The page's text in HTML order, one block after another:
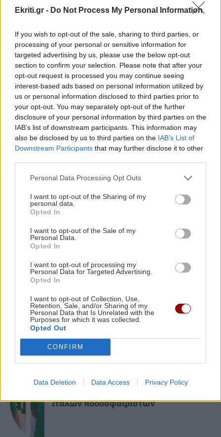
Ekriti.gr - Do Not Process My Personal Information
If you wish to opt-out of the sale, sharing to third parties, or
processing of your personal or sensitive information for
targeted advertising by us, please use the below opt-out
section to confirm your selection. Please note that after your
opt-out request is processed you may continue seeing
interest-based ads based on personal information utilized by
us or personal information disclosed to third parties prior to
your opt-out. You may separately opt-out of the further
disclosure of your personal information by third parties on the
IAB’s list of downstream participants. This information may
also be disclosed by us to third parties on the IAB’s List of
Downstream Participants that may further disclose it to other
Personal Data Processing Opt Outs
I want to opt-out of the Sharing of my
personal data.
Opted In
I want to opt-out of the Sale of my
Personal Data.
Opted In
I want to opt-out of processing my
Personal Data for Targeted Advertising.
Opted In
I want to opt-out of Collection, Use,
Retention, Sale, and/or Sharing of my
Personal Data that Is Unrelated with the
Purposes for which it was collected.
Opted Out
CONFIRM
Data Deletion Data Access Privacy Policy
Europa League: Η ΤΣΣΚΑ Σόφιας διέλυσε 3-0
την Μακάμπι Τελ Αβίβ και ετοιμάζεται για
ΟΦΗ (βίντεο)
22:14
ΠΕΡΙΕΡΓΑ - ΠΑΡΑΞΕΝΑ
Βέλγιο: Ζει σε πλωτό σπίτι 23 μέτρων εδώ και
χρόνια
22:00
GOSSIP - LIFESTYLE
Γιώργος Λιάγκας: «Ο Τζορτζ Κλούνεϊ της
Ελλάδας…»
21:52
ΚΟΣΜΟΣ
και ιστορικά κτίρια για να εξοικονομήσει
ενέργεια
21:43
ΕΛΛΑΔΑ
Το τέλος μιας εποχής για το Allou! Fun Park - Η
περιοχή γυρίζει σελίδα
ΠΕΡΙΣΣΟΤΕΡΑ
ΣΧΕΣΕΙΣ ΚΑΙ SEX
Χρήματα και σχέση: Πώς να μιλήσετε
χωρίς να καταλήξετε σε καβγά
πρώτο της παιδικό βιβλίο
ΑΘΛΗΤΙΚΑ
0 τον ΠΑΟΚ στην Τούμπα κι όλα θα
κριθούν στις Βρυξέλλες
Ιταλών ποδοσφαιριστών